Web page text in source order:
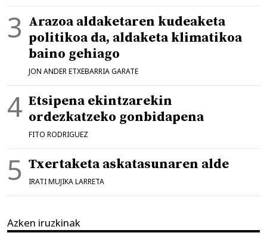
Arazoa aldaketaren kudeaketa
politikoa da, aldaketa klimatikoa
baino gehiago
JON ANDER ETXEBARRIA GARATE
Etsipena ekintzarekin
ordezkatzeko gonbidapena
FITO RODRIGUEZ
Txertaketa askatasunaren alde
IRATI MUJIKA LARRETA
Azken iruzkinak